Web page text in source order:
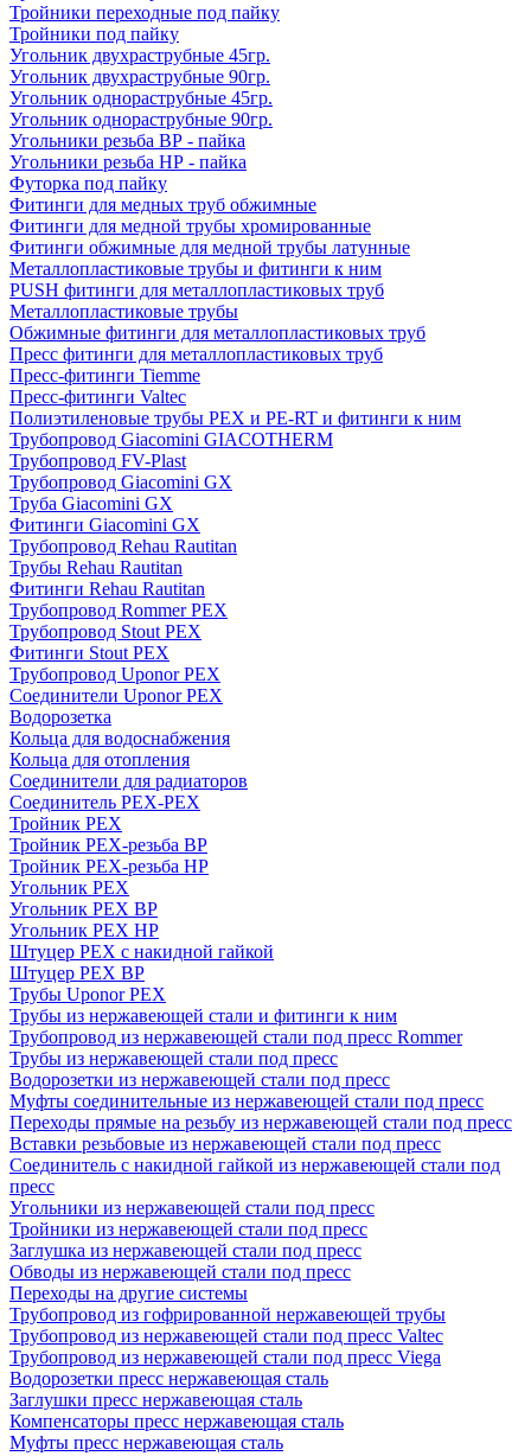
Тройники переходные под пайку
Тройники под пайку
Угольник двухраструбные 45гр.
Угольник двухраструбные 90гр.
Угольник однораструбные 45гр.
Угольник однораструбные 90гр.
Угольники резьба ВР - пайка
Угольники резьба НР - пайка
Футорка под пайку
Фитинги для медных труб обжимные
Фитинги для медной трубы хромированные
Фитинги обжимные для медной трубы латунные
Металлопластиковые трубы и фитинги к ним
PUSH фитинги для металлопластиковых труб
Металлопластиковые трубы
Обжимные фитинги для металлопластиковых труб
Пресс фитинги для металлопластиковых труб
Пресс-фитинги Tiemme
Пресс-фитинги Valtec
Полиэтиленовые трубы PEX и PE-RT и фитинги к ним
Трубопровод Giacomini GIACOTHERM
Трубопровод FV-Plast
Трубопровод Giacomini GX
Труба Giacomini GX
Фитинги Giacomini GX
Трубопровод Rehau Rautitan
Трубы Rehau Rautitan
Фитинги Rehau Rautitan
Трубопровод Rommer PEX
Трубопровод Stout PEX
Фитинги Stout PEX
Трубопровод Uponor PEX
Соединители Uponor PEX
Водорозетка
Кольца для водоснабжения
Кольца для отопления
Соединители для радиаторов
Соединитель PEX-PEX
Тройник PEX
Тройник PEX-резьба ВР
Тройник PEX-резьба НР
Угольник PEX
Угольник PEX ВР
Угольник PEX НР
Штуцер PEX c накидной гайкой
Штуцер PEX ВР
Трубы Uponor PEX
Трубы из нержавеющей стали и фитинги к ним
Трубопровод из нержавеющей стали под пресс Rommer
Трубы из нержавеющей стали под пресс
Водорозетки из нержавеющей стали под пресс
Муфты соединительные из нержавеющей стали под пресс
Переходы прямые на резьбу из нержавеющей стали под пресс
Вставки резьбовые из нержавеющей стали под пресс
Соединитель с накидной гайкой из нержавеющей стали под
пресс
Угольники из нержавеющей стали под пресс
Тройники из нержавеющей стали под пресс
Заглушка из нержавеющей стали под пресс
Обводы из нержавеющей стали под пресс
Переходы на другие системы
Трубопровод из гофрированной нержавеющей трубы
Трубопровод из нержавеющей стали под пресс Valtec
Трубопровод из нержавеющей стали под пресс Viega
Водорозетки пресс нержавеющая сталь
Заглушки пресс нержавеющая сталь
Компенсаторы пресс нержавеющая сталь
Муфты пресс нержавеющая сталь